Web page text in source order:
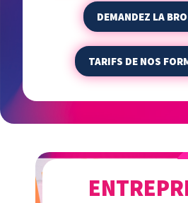
DEMANDEZ LA
TARIFS DE NOS